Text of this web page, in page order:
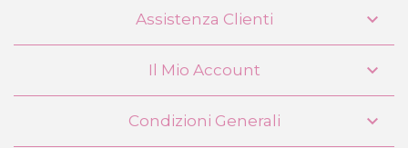
Carrozzina per bambole Tulipe 3 in 1
pieghevole DeCuevas 80574
Assistenza Clienti 
Il Mio Account 
Condizioni Generali 